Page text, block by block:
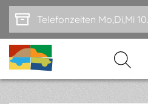
Zum Hauptinhalt springen